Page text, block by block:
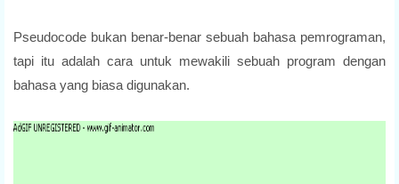
Pseudocode bukan benar-benar sebuah bahasa pemrograman,
tapi itu adalah cara untuk mewakili sebuah program dengan
bahasa yang biasa digunakan.